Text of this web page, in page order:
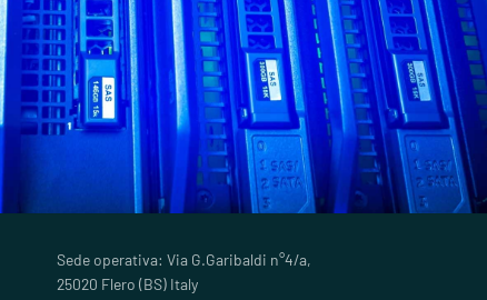
Sede operativa: Via G.Garibaldi n°4/a,
25020 Flero (BS) Italy